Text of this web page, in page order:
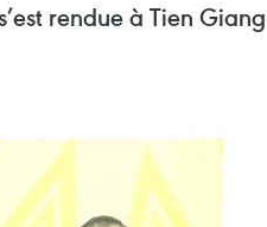
rendue à Tien